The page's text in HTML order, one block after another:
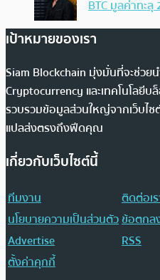
BTC มูลค่าทะ
เป้าหมายของเรา
Siam Blockchain มุ่งมั่นที่จะช่วย
Cryptocurrency และเทคโนโลยีบ
รวบรวมข้อมูลส่วนใหญ่จากเว็บไซ
แปลส่งตรงถึงฟีดคุณ
เกี่ยวกับเว็บไซต์นี้
ทีมงาน
ติดต่อเ
นโยบายความเป็นส่วนตัวข้อตกล
Advertise
RSS
ตั้งค่าคุกกี้